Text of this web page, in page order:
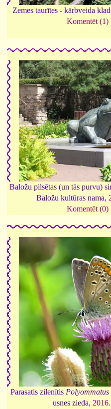
Zemes taurītes - kārbveida
Komentēt (1)
Baložu pilsētas (un tās purvu)
Baložu kultūras nama,
Komentēt (0)
Parasatis zilenītis
usnes zieda, 2016